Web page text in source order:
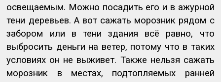
освещаемым. Можно посадить его и в ажурной
тени деревьев. А вот сажать морозник рядом с
забором или в тени здания всё равно, что
выбросить деньги на ветер, потому что в таких
условиях он не выживет. Также нельзя сажать
морозник в местах, подтопляемых ранней